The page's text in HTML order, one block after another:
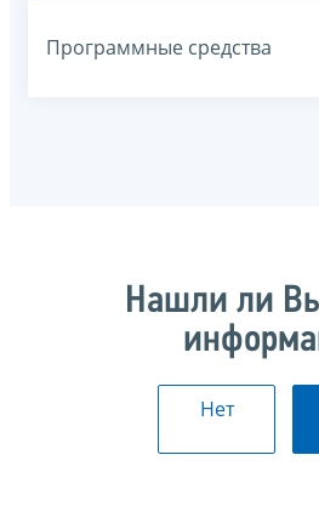
Программные средства
Нашли ли
Нет